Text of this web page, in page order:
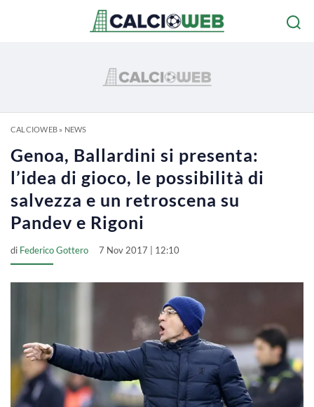
CALCIOWEB» NEWS
Genoa, Ballardini si presenta:
l’idea di gioco, le possibilità di
salvezza e un retroscena su
Pandev e Rigoni
di Federico Gottero 7 Nov 2017 | 12:10